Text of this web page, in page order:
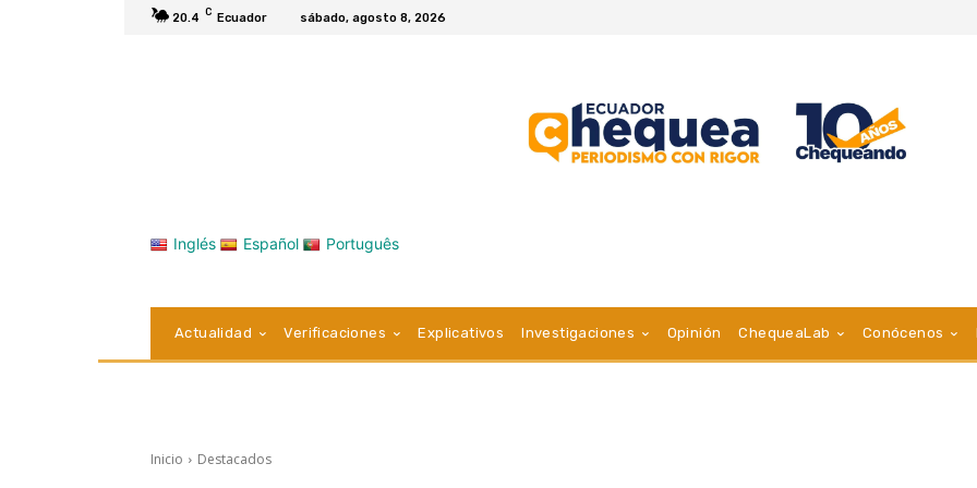
20.4 C Ecuador sábado, agosto 8, 2026
Inglés Español Português
Actualidad Verificaciones Explicativos Investigaciones Opinión ChequeaLab Conócenos
Inicio Destacados